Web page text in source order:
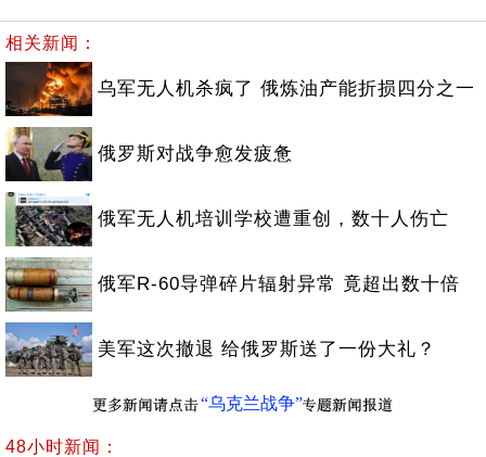
相关新闻：
乌军无人机杀疯了 俄炼油产能折损四分之一
俄罗斯对战争愈发疲惫
俄军无人机培训学校遭重创，数十人伤亡
俄军R-60导弹碎片辐射异常 竟超出数十倍
美军这次撤退 给俄罗斯送了一份大礼？
“乌克兰战争”
48小时新闻：